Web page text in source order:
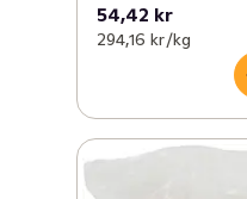
54,42 kr
294,16 kr /kg